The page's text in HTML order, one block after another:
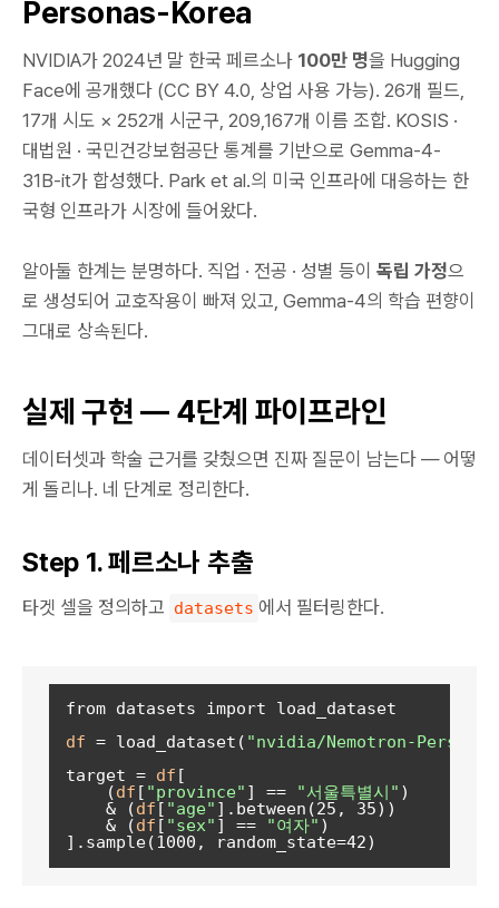
Personas-Korea
NVIDIA가 2024년 말 한국 페르소나 100만 명을 Hugging
Face에 공개했다 (CC BY 4.0, 상업 사용 가능). 26개 필드,
17개 시도 × 252개 시군구, 209,167개 이름 조합. KOSIS ·
대법원 · 국민건강보험공단 통계를 기반으로 Gemma-4-
31B-it가 합성했다. Park et al.의 미국 인프라에 대응하는 한
국형 인프라가 시장에 들어왔다.
알아둘 한계는 분명하다. 직업 · 전공 · 성별 등이 독립 가정으
로 생성되어 교호작용이 빠져 있고, Gemma-4의 학습 편향이
그대로 상속된다.
실제 구현 — 4단계 파이프라인
데이터셋과 학술 근거를 갖췄으면 진짜 질문이 남는다 — 어떻
게 돌리나. 네 단계로 정리한다.
Step 1. 페르소나 추출
타겟 셀을 정의하고 datasets 에서 필터링한다.
from datasets import load_dataset
df = load_dataset( "nvidia/Nemotron-
target = df [
    (
df [ "province" ] == "서울특별시" )
    & (
df [ "age" ].between(25, 35))
    & (
df [ "sex" ] == "여자" )